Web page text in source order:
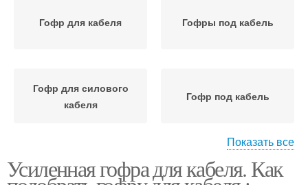
Гофр для кабеля Гофры под кабель
Гофр для силового
кабеля
Гофр под кабель
Гофры для прокладки Гофр для прокладки
Показать все
Усиленная гофра для кабеля. Как